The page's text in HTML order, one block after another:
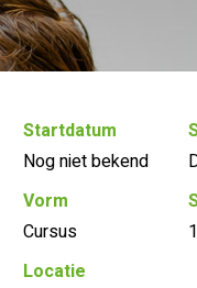
Startdatum
Nog niet bekend
Vorm
Cursus
Locatie